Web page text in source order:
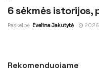
6 sėkmės istorijos,
Paskelbė Evelina Jakutytė
Rekomenduojame